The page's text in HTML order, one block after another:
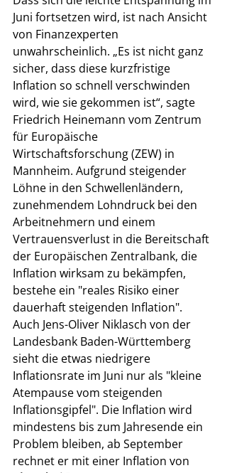
Juni fortsetzen wird, ist nach Ansicht
von Finanzexperten
unwahrscheinlich. „Es ist nicht ganz
sicher, dass diese kurzfristige
Inflation so schnell verschwinden
wird, wie sie gekommen ist“, sagte
Friedrich Heinemann vom Zentrum
für Europäische
Wirtschaftsforschung (ZEW) in
Mannheim. Aufgrund steigender
Löhne in den Schwellenländern,
zunehmendem Lohndruck bei den
Arbeitnehmern und einem
Vertrauensverlust in die Bereitschaft
der Europäischen Zentralbank, die
Inflation wirksam zu bekämpfen,
bestehe ein "reales Risiko einer
dauerhaft steigenden Inflation".
Auch Jens-Oliver Niklasch von der
Landesbank Baden-Württemberg
sieht die etwas niedrigere
Inflationsrate im Juni nur als "kleine
Atempause vom steigenden
Inflationsgipfel". Die Inflation wird
mindestens bis zum Jahresende ein
Problem bleiben, ab September
rechnet er mit einer Inflation von